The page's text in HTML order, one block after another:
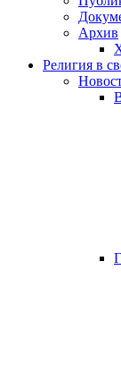
Архив
Религия в